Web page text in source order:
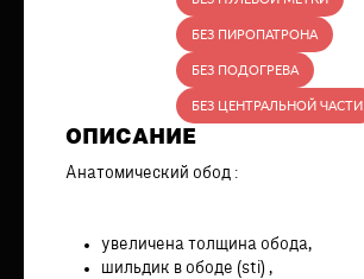
ОПИСАНИЕ
Анатомический обод :
увеличена толщина обода,
шильдик в ободе (sti) ,
БЕЗ ПИРОПАТРОНА
БЕЗ ПОДОГРЕВА
БЕЗ ЦЕНТРАЛЬНОЙ ЧАСТИ